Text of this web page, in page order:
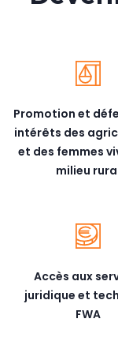
Promotion et
intérêts des
et des femmes
milieu
Accès aux
juridique et
FWA